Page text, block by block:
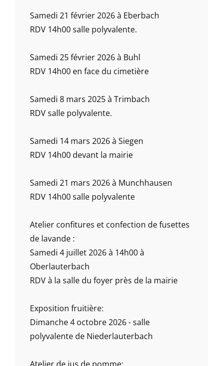
Samedi 21 février 2026 à Eberbach
RDV 14h00 salle polyvalente.
Samedi 25 février 2026 à Buhl
RDV 14h00 en face du cimetière
Samedi 8 mars 2025 à Trimbach
RDV salle polyvalente.
Samedi 14 mars 2026 à Siegen
RDV 14h00 devant la mairie
Samedi 21 mars 2026 à Munchhausen
RDV 14h00 salle polyvalente
Atelier confitures et confection de fusettes
de lavande :
Samedi 4 juillet 2026 à 14h00 à
Oberlauterbach
RDV à la salle du foyer près de la mairie
Exposition fruitière:
Dimanche 4 octobre 2026 - salle
polyvalente de Niederlauterbach